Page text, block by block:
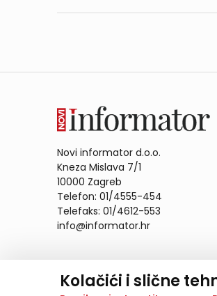
Kolačići i slične
Novi informator d.o.o.
Kneza Mislava 7/1
10000 Zagreb
Telefon: 01/4555-454
Telefaks: 01/4612-553
info@informator.hr